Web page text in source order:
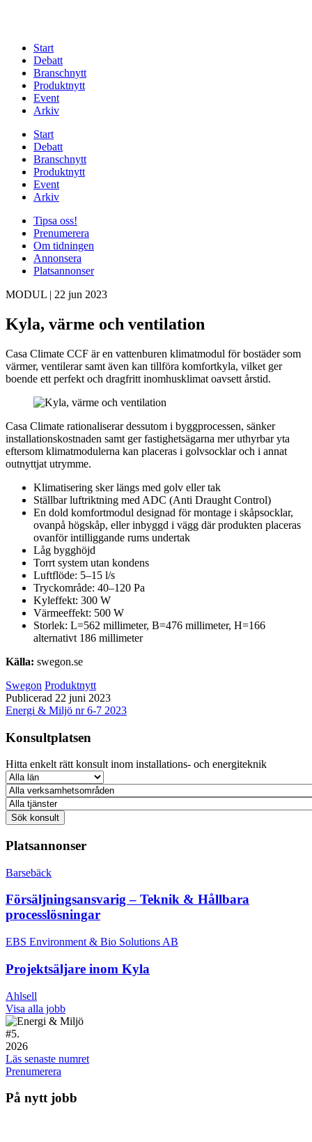
Start
Debatt
Branschnytt
Produktnytt
Event
Arkiv
Start
Debatt
Branschnytt
Produktnytt
Event
Arkiv
Tipsa oss!
Prenumerera
Om tidningen
Annonsera
Platsannonser
MODUL | 22 jun 2023
Kyla, värme och ventilation
Casa Climate CCF är en vattenburen klimatmodul för bostäder som
värmer, ventilerar samt även kan tillföra komfortkyla, vilket ger
boende ett perfekt och dragfritt inomhusklimat oavsett årstid.
Casa Climate rationaliserar dessutom i byggprocessen, sänker
installationskostnaden samt ger fastighetsägarna mer uthyrbar yta
eftersom klimatmodulerna kan placeras i golvsocklar och i annat
outnyttjat utrymme.
Klimatisering sker längs med golv eller tak
Ställbar luftriktning med ADC (Anti Draught Control)
En dold komfortmodul designad för montage i skåpsocklar,
ovanpå högskåp, eller inbyggd i vägg där produkten placeras
ovanför intilliggande rums undertak
Låg bygghöjd
Torrt system utan kondens
Luftflöde: 5–15 l/s
Tryckområde: 40–120 Pa
Kyleffekt: 300 W
Värmeeffekt: 500 W
Storlek: L=562 millimeter, B=476 millimeter, H=166
alternativt 186 millimeter
Källa: swegon.se
Swegon Produktnytt
Publicerad 22 juni 2023
Energi & Miljö nr 6-7 2023
Konsultplatsen
Hitta enkelt rätt konsult inom installations- och energiteknik
Platsannonser
Barsebäck
Försäljningsansvarig – Teknik & Hållbara
processlösningar
EBS Environment & Bio Solutions AB
Projektsäljare inom Kyla
Ahlsell
Visa alla jobb
#5.
2026
Läs senaste numret
Prenumerera
På nytt jobb